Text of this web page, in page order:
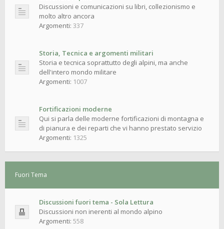
Discussioni e comunicazioni su libri, collezionismo e
molto altro ancora
Argomenti: 337
Storia, Tecnica e argomenti militari
Storia e tecnica soprattutto degli alpini, ma anche
dell'intero mondo militare
Argomenti: 1007
Fortificazioni moderne
Qui si parla delle moderne fortificazioni di montagna e
di pianura e dei reparti che vi hanno prestato servizio
Argomenti: 1325
Fuori Tema
Discussioni fuori tema - Sola Lettura
Discussioni non inerenti al mondo alpino
Argomenti: 558